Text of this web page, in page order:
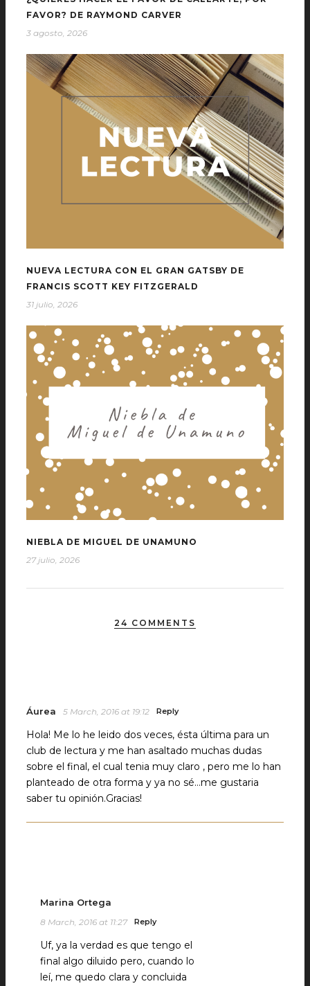
FAVOR? DE RAYMOND CARVER
3 agosto, 2026
NUEVA LECTURA CON EL GRAN GATSBY DE
FRANCIS SCOTT KEY FITZGERALD
31 julio, 2026
NIEBLA DE MIGUEL DE UNAMUNO
27 julio, 2026
24 COMMENTS
Áurea 5 March, 2016 at 19:12 Reply
Hola! Me lo he leido dos veces, ésta última para un
club de lectura y me han asaltado muchas dudas
sobre el final, el cual tenia muy claro , pero me lo han
planteado de otra forma y ya no sé…me gustaria
saber tu opinión.Gracias!
Marina Ortega
8 March, 2016 at 11:27 Reply
Uf, ya la verdad es que tengo el
final algo diluido pero, cuando lo
leí, me quedo clara y concluida